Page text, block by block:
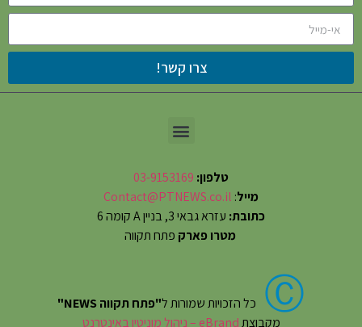
צרו קשר!
טלפון: 03-9153169
מייל:
Contact@PTNEWS.co.il
כתובת: עזרא גבאי 3, בניין A קומה 6
מטרו פארק פתח תקווה
Ⓒ כל הזכויות שמורות ל"פתח תקווה NEWS"
מקבוצתeBrand – ניהול מוניטין באינטרנט